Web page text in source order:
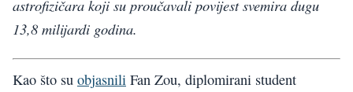
astrofizičara koji su proučavali povijest svemira dugu
13,8 milijardi godina.
Kao što su objasnili Fan Zou, diplomirani student